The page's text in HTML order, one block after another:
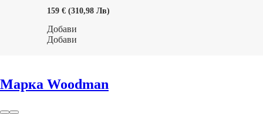
159 € (310,98 Лв)
Добави
Добави
Марка Woodman